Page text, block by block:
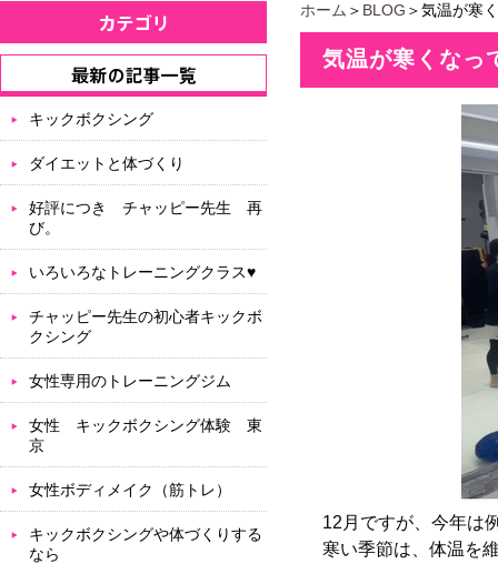
ホーム ＞ BLOG ＞気温が寒
気温が寒くな
12月ですが、今年
寒い季節は、体温を
キックボクシング
ダイエットと体づくり
好評につき チャッピー先生 再
び。
いろいろなトレーニングクラス♥
チャッピー先生の初心者キックボ
クシング
女性専用のトレーニングジム
女性 キックボクシング体験 東
京
女性ボディメイク（筋トレ）
キックボクシングや体づくりする
なら